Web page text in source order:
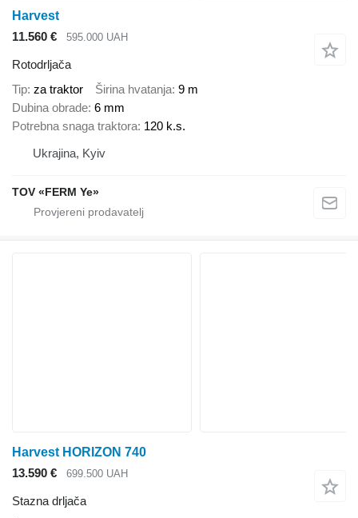
Harvest
11.560 €
595.000 UAH
Rotodrljača
Tip za traktor Širina hvatanja 9 m
Dubina obrade 6 mm
Potrebna snaga traktora 120 k.s.
Ukrajina, Kyiv
TOV «FERM Ye»
Harvest HORIZON 740
13.590 €
699.500 UAH
Stazna drljača